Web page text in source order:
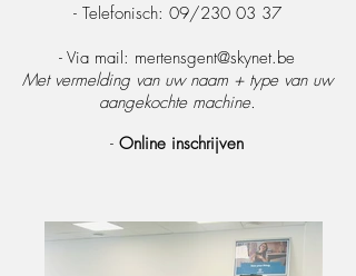
- Telefonisch: 09/230 03 37
- Via mail: mertensgent@skynet.be
Met vermelding van uw naam + type van uw
aangekochte machine.
- Online inschrijven